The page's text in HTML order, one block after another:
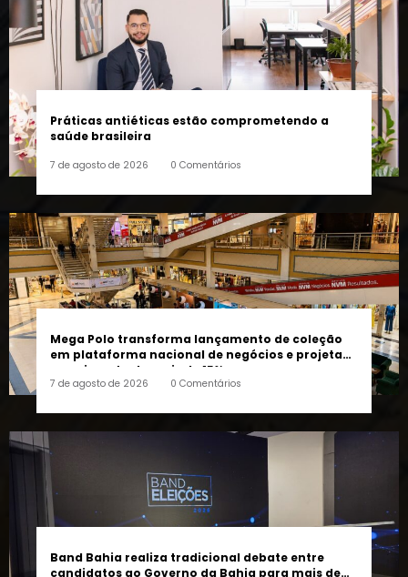
Práticas antiéticas estão comprometendo a
7 de agosto de 2026 0 Comentários
Mega Polo transforma lançamento de coleção
crescimento de mais de 15%
7 de agosto de 2026 0 Comentários
Band Bahia realiza tradicional debate entre
300 cidades neste domingo (9)
6 de agosto de 2026 0 Comentários